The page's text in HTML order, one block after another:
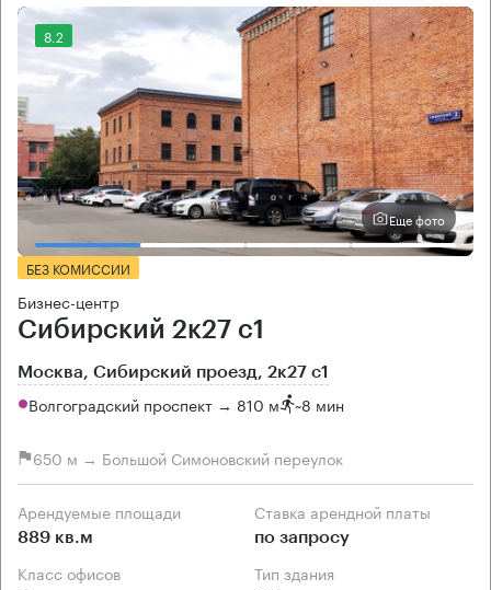
8.2
Еще фото
БЕЗ КОМИССИИ
Бизнес-центр
Сибирский 2к27 с1
Москва, Сибирский проезд, 2к27 с1
Волгоградский проспект → 810 м ~8 мин
650 м → Большой Симоновский переулок
Арендуемые площади
889 кв.м
Ставка арендной платы
по запросу
Класс офисов Тип здания